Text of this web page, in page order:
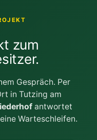
zum
Gespräch. Per
in Tutzing am
antwortet
Warteschleifen.